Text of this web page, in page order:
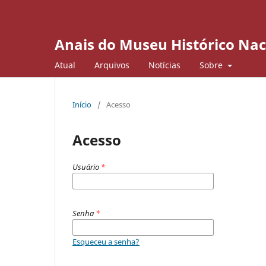
Anais do Museu Histórico
Atual Arquivos Notícias Sobre
Início / Acesso
Acesso
Usuário *
Senha *
Esqueceu a senha?